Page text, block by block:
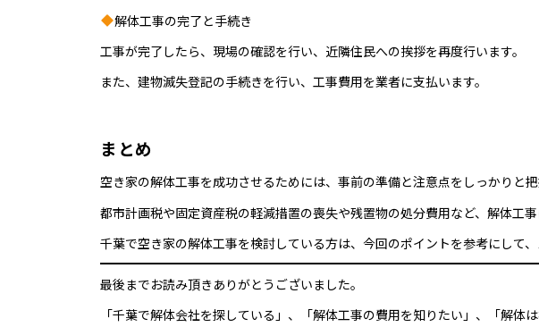
解体工事の完了と手続き
工事が完了したら、現場の確認を行い、近隣住民への挨拶を再度行います。
また、建物滅失登記の手続きを行い、工事費用を業者に支払います。
まとめ
空き家の解体工事を成功させるためには、事前の準備と注意点をしっかりと把
都市計画税や固定資産税の軽減措置の喪失や残置物の処分費用など、解体工
千葉で空き家の解体工事を検討している方は、今回のポイントを参考にして
最後までお読み頂きありがとうございました。
「千葉で解体会社を探している」、「解体工事の費用を知りたい」、「解